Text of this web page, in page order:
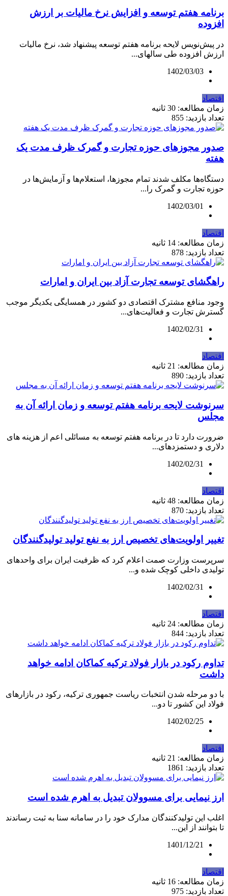
برنامه هفتم توسعه و افزایش نرخ مالیات بر ارزش
افزوده
در پیش‌نویس لایحه برنامه هفتم توسعه پیشنهاد شد، نرخ مالیات
ارزش افزوده طی سالهای...
1402/03/03
اقتصاد
زمان مطالعه: 30 ثانیه
تعداد بازدید: 855
صدور مجوزهای حوزه تجارت و گمرک ظرف مدت یک
هفته
دستگاه‌ها مکلف شدند تمام مجوزها، استعلام‌ها و آزمایش‌ها در
حوزه تجارت و گمرک را...
1402/03/01
اقتصاد
زمان مطالعه: 14 ثانیه
تعداد بازدید: 878
راهگشای توسعه تجارت آزاد بین ایران و امارات
وجود منافع مشترک اقتصادی دو کشور در همسایگی یکدیگر موجب
گسترش تجارت و فعالیت‌های...
1402/02/31
اقتصاد
زمان مطالعه: 21 ثانیه
تعداد بازدید: 890
سرنوشت لایحه برنامه هفتم توسعه و زمان ارائه آن به
مجلس
ضرورت دارد تا در برنامه هفتم توسعه به مسائلی اعم از هزینه های
دلاری و دستمزدهای...
1402/02/31
اقتصاد
زمان مطالعه: 48 ثانیه
تعداد بازدید: 870
تغییر اولویت‌های تخصیص ارز به نفع تولید تولیدگنندگان
سرپرست وزارت صمت اعلام کرد که ظرفیت ایران برای واحدهای
تولیدی‌ داخلی کوچک شده و...
1402/02/31
اقتصاد
زمان مطالعه: 24 ثانیه
تعداد بازدید: 844
تداوم رکود در بازار فولاد ترکیه کماکان ادامه خواهد
داشت
با دو مرحله شدن انتخبات ریاست جمهوری ترکیه، رکود در بازارهای
فولاد این کشور تا دو...
1402/02/25
اقتصاد
زمان مطالعه: 21 ثانیه
تعداد بازدید: 1861
ارز نیمایی برای مسوولان تبدیل به اهرم شده است
اغلب این تولیدکنندگان مدارک خود را در سامانه سنا به ثبت رساندند
تا بتوانند از این...
1401/12/21
اقتصاد
زمان مطالعه: 16 ثانیه
تعداد بازدید: 975